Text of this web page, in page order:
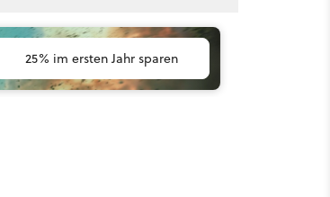
25% im ersten Jahr sparen